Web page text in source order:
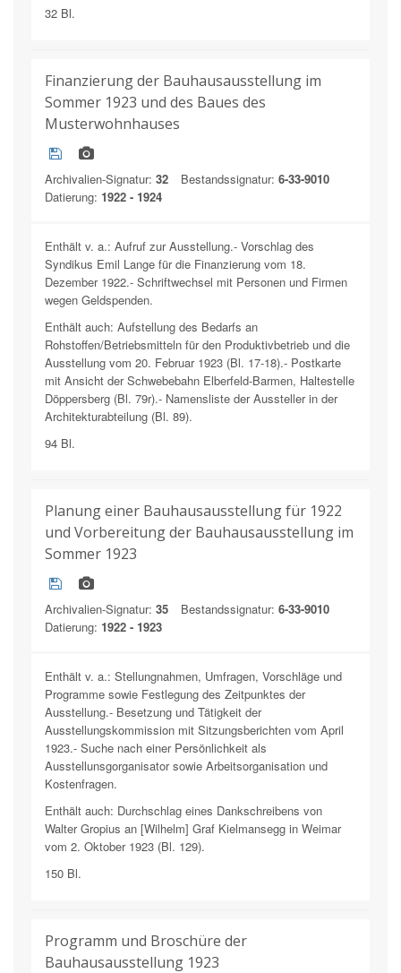
32 Bl.
Finanzierung der Bauhausausstellung im
Sommer 1923 und des Baues des
Musterwohnhauses
Archivalien-Signatur: 32 Bestandssignatur: 6-33-9010
Datierung: 1922 - 1924
Enthält v. a.: Aufruf zur Ausstellung.- Vorschlag des
Syndikus Emil Lange für die Finanzierung vom 18.
Dezember 1922.- Schriftwechsel mit Personen und Firmen
wegen Geldspenden.
Enthält auch: Aufstellung des Bedarfs an
Rohstoffen/Betriebsmitteln für den Produktivbetrieb und die
Ausstellung vom 20. Februar 1923 (Bl. 17-18).- Postkarte
mit Ansicht der Schwebebahn Elberfeld-Barmen, Haltestelle
Döppersberg (Bl. 79r).- Namensliste der Aussteller in der
Architekturabteilung (Bl. 89).
94 Bl.
Planung einer Bauhausausstellung für 1922
und Vorbereitung der Bauhausausstellung im
Sommer 1923
Archivalien-Signatur: 35 Bestandssignatur: 6-33-9010
Datierung: 1922 - 1923
Enthält v. a.: Stellungnahmen, Umfragen, Vorschläge und
Programme sowie Festlegung des Zeitpunktes der
Ausstellung.- Besetzung und Tätigkeit der
Ausstellungskommission mit Sitzungsberichten vom April
1923.- Suche nach einer Persönlichkeit als
Ausstellunsgorganisator sowie Arbeitsorganisation und
Kostenfragen.
Enthält auch: Durchschlag eines Dankschreibens von
Walter Gropius an [Wilhelm] Graf Kielmansegg in Weimar
vom 2. Oktober 1923 (Bl. 129).
150 Bl.
Programm und Broschüre der
Bauhausausstellung 1923